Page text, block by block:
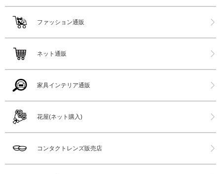
ファッション通販
ネット通販
家具インテリア通販
花屋(ネット購入)
コンタクトレンズ販売店